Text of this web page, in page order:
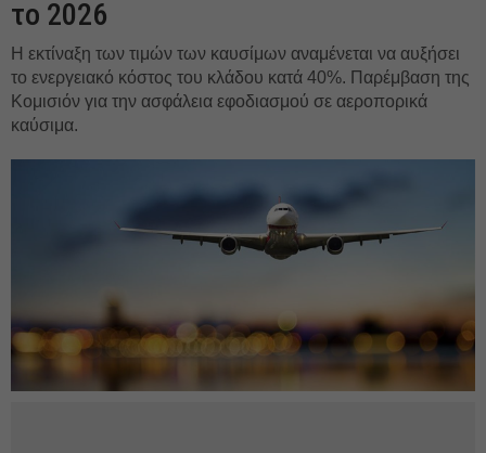
το 2026
Η εκτίναξη των τιμών των καυσίμων αναμένεται να αυξήσει
το ενεργειακό κόστος του κλάδου κατά 40%. Παρέμβαση της
Κομισιόν για την ασφάλεια εφοδιασμού σε αεροπορικά
καύσιμα.